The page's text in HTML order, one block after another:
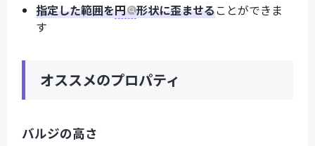
指定した範囲を円 形状に歪ませることができま
す
オススメのプロパティ
バルジの高さ